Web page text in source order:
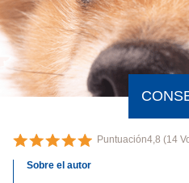
Puntuación4,8 (14
Sobre el autor